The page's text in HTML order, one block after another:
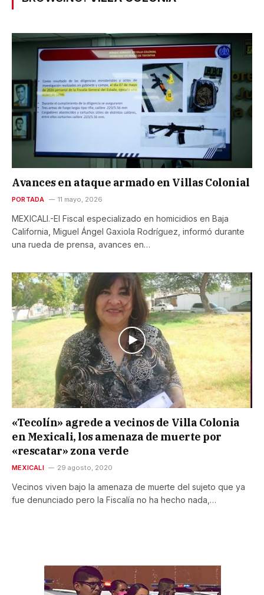
Avances en ataque armado en Villas Colonial
PORTADA 11 mayo, 2026
MEXICALI.-El Fiscal especializado en homicidios en Baja
California, Miguel Ángel Gaxiola Rodríguez, informó durante
una rueda de prensa, avances en…
«Tecolín» agrede a vecinos de Villa Colonia
en Mexicali, los amenaza de muerte por
«rescatar» zona verde
MEXICALI 29 agosto, 2020
Vecinos viven bajo la amenaza de muerte del sujeto que ya
fue denunciado pero la Fiscalía no ha hecho nada,…